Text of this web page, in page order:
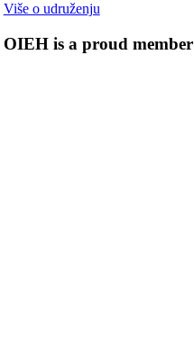
Više o udruženju
OIEH is a proud member